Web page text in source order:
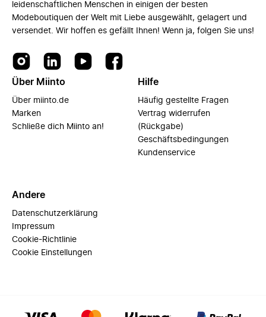
leidenschaftlichen Menschen in einigen der besten
Modeboutiquen der Welt mit Liebe ausgewählt, gelagert und
versendet. Wir hoffen es gefällt Ihnen! Wenn ja, folgen Sie uns!
Über Miinto
Über miinto.de
Marken
Schließe dich Miinto an!
Hilfe
Häufig gestellte Fragen
Vertrag widerrufen
(Rückgabe)
Geschäftsbedingungen
Kundenservice
Andere
Datenschutzerklärung
Impressum
Cookie-Richtlinie
Cookie Einstellungen